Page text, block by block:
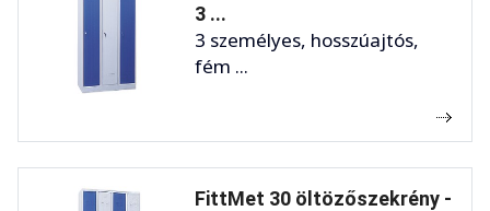
3 ...
3 személyes, hosszúajtós,
fém ...
FittMet 30 öltözőszekrény -